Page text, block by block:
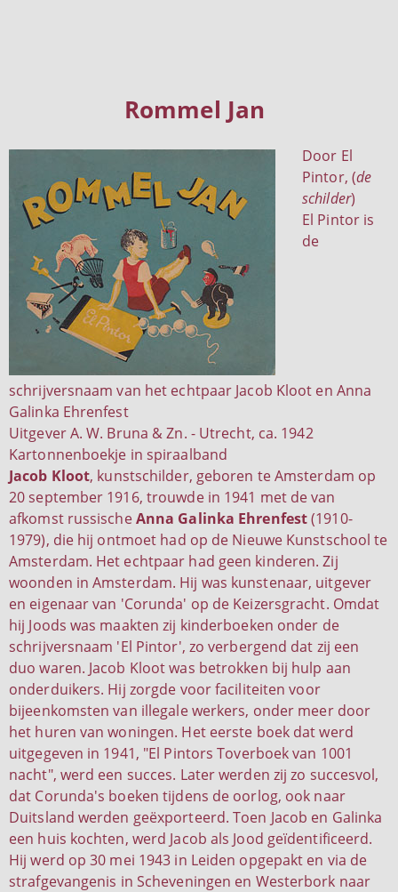
Rommel Jan
Door El
Pintor, (de
schilder)
El Pintor is
de
schrijversnaam van het echtpaar Jacob Kloot en Anna
Galinka Ehrenfest
Uitgever A. W. Bruna & Zn. - Utrecht, ca. 1942
Kartonnenboekje in spiraalband
Jacob Kloot, kunstschilder, geboren te Amsterdam op
20 september 1916, trouwde in 1941 met de van
afkomst russischeAnna Galinka Ehrenfest(1910-
1979), die hij ontmoet had op de Nieuwe Kunstschool te
Amsterdam. Het echtpaar had geen kinderen. Zij
woonden in Amsterdam. Hij was kunstenaar, uitgever
en eigenaar van 'Corunda' op de Keizersgracht. Omdat
hij Joods was maakten zij kinderboeken onder de
schrijversnaam 'El Pintor', zo verbergend dat zij een
duo waren. Jacob Kloot was betrokken bij hulp aan
onderduikers. Hij zorgde voor faciliteiten voor
bijeenkomsten van illegale werkers, onder meer door
het huren van woningen. Het eerste boek dat werd
uitgegeven in 1941, "El Pintors Toverboek van 1001
nacht", werd een succes. Later werden zij zo succesvol,
dat Corunda's boeken tijdens de oorlog, ook naar
Duitsland werden geëxporteerd. Toen Jacob en Galinka
een huis kochten, werd Jacob als Jood geïdentificeerd.
Hij werd op 30 mei 1943 in Leiden opgepakt en via de
strafgevangenis in Scheveningen en Westerbork naar